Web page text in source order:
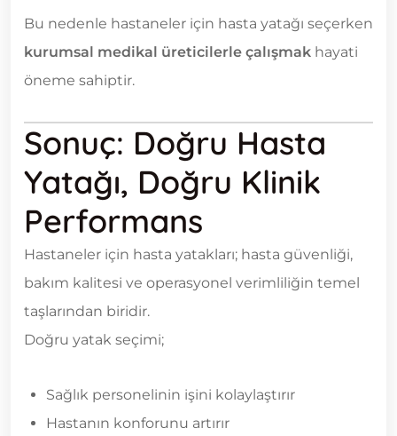
Bu nedenle hastaneler için hasta yatağı seçerken
kurumsal medikal üreticilerle çalışmak hayati
öneme sahiptir.
Sonuç: Doğru Hasta
Yatağı, Doğru Klinik
Performans
Hastaneler için hasta yatakları; hasta güvenliği,
bakım kalitesi ve operasyonel verimliliğin temel
taşlarından biridir.
Doğru yatak seçimi;
Sağlık personelinin işini kolaylaştırır
Hastanın konforunu artırır